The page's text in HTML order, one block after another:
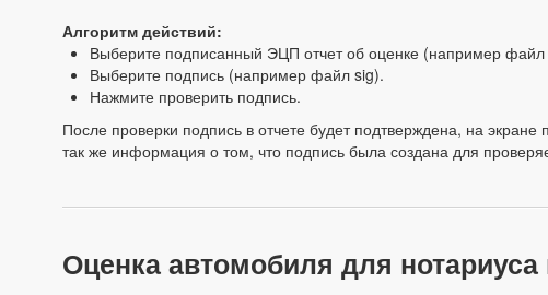
Алгоритм действий:
Выберите подписанный ЭЦП отчет об оценке (например файл
Выберите подпись (например файл sig).
Нажмите проверить подпись.
После проверки подпись в отчете будет подтверждена, на
так же информация о том, что подпись была создана для
Оценка автомобиля для